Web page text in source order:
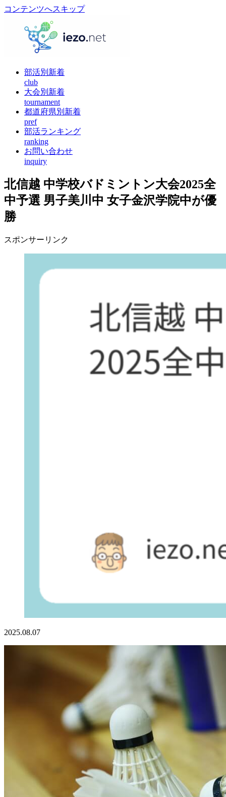
コンテンツへスキップ
部活別新着
club
大会別新着
tournament
都道府県別新着
pref
部活ランキング
ranking
お問い合わせ
inquiry
北信越 中学校バドミントン大会2025全
中予選 男子美川中 女子金沢学院中が優
勝
スポンサーリンク
2025.08.07